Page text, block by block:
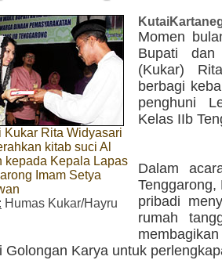
Kukar Rita Widyasari
kitab suci Al
kepada Kepala Lapas
Imam Setya
Humas Kukar/Hayru
Momen
Bupati dan
(Kukar)
berbagi
penghuni
Kelas IIb
Dalam
pribadi
rumah
Golongan Karya untuk